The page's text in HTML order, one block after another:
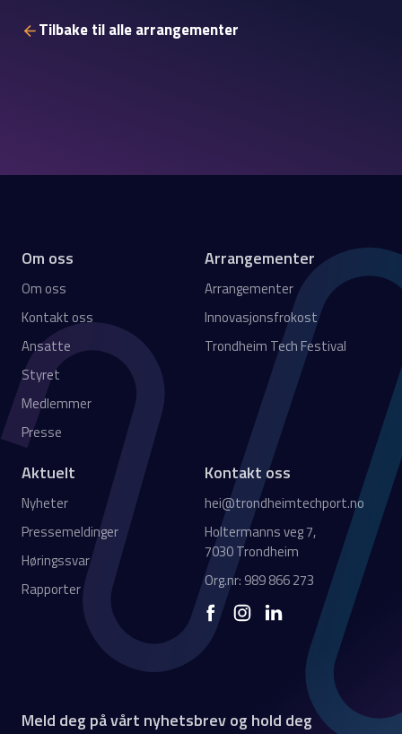
Tilbake til alle arrangementer
Om oss
Om oss
Kontakt oss
Ansatte
Styret
Medlemmer
Presse
Arrangementer
Arrangementer
Innovasjonsfrokost
Trondheim Tech Festival
Aktuelt
Nyheter
Pressemeldinger
Høringssvar
Rapporter
Kontakt oss
hei@trondheimtechport.no
Holtermanns veg 7,
7030 Trondheim
Org.nr: 989 866 273
Meld deg på vårt nyhetsbrev og hold deg